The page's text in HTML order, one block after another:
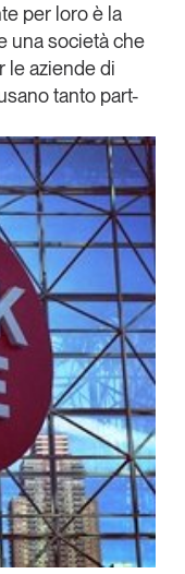
Tendenze
per loro è la
una società che
le aziende di
tanto part-